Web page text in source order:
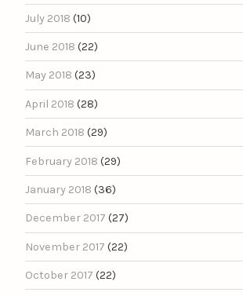
July 2018 (10)
June 2018 (22)
May 2018 (23)
April 2018 (28)
March 2018 (29)
February 2018 (29)
January 2018 (36)
December 2017 (27)
November 2017 (22)
October 2017 (22)